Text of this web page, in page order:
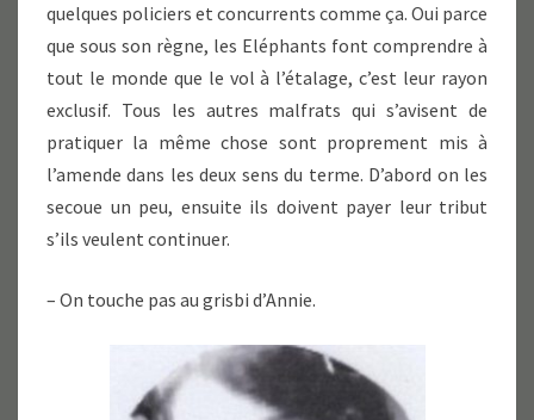
quelques policiers et concurrents comme ça. Oui parce
que sous son règne, les Eléphants font comprendre à
tout le monde que le vol à l’étalage, c’est leur rayon
exclusif. Tous les autres malfrats qui s’avisent de
pratiquer la même chose sont proprement mis à
l’amende dans les deux sens du terme. D’abord on les
secoue un peu, ensuite ils doivent payer leur tribut
s’ils veulent continuer.
– On touche pas au grisbi d’Annie.